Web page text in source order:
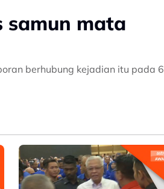
samun mata
berhubung kejadian itu pada 6